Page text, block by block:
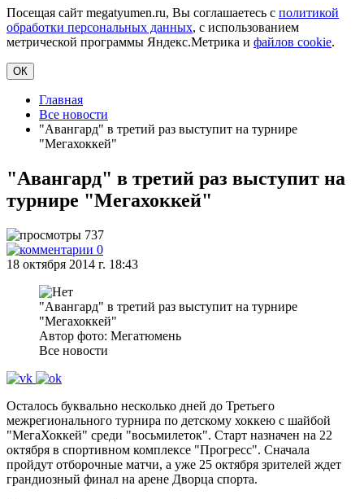
Посещая сайт megatyumen.ru, Вы соглашаетесь с политикой
обработки персональных данных, с использованием
метрической программы Яндекс.Метрика и файлов cookie.
ОК
Главная
Все новости
"Авангард" в третий раз выступит на турнире
"Мегахоккей"
"Авангард" в третий раз выступит на
турнире "Мегахоккей"
737
0
18 октября 2014 г. 18:43
"Авангард" в третий раз выступит на турнире
"Мегахоккей"
Автор фото: Мегатюмень
Все новости
Осталось буквально несколько дней до Третьего
межрегионального турнира по детскому хоккею с шайбой
"МегаХоккей" среди "восьмилеток". Старт назначен на 22
октября в спортивном комплексе "Прогресс". Сначала
пройдут отборочные матчи, а уже 25 октября зрителей ждет
грандиозный финал на арене Дворца спорта.